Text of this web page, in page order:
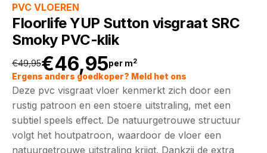
PVC VLOEREN
Floorlife YUP Sutton visgraat SRC
Smoky PVC-klik
€49,95
Oorspronkelijke
prijs
was:
€46,95
Huidige
prijs
is:
per m2
Ergens anders goedkoper? Meld het ons
Deze pvc visgraat vloer kenmerkt zich door een
rustig patroon en een stoere uitstraling, met een
subtiel speels effect. De natuurgetrouwe structuur
volgt het houtpatroon, waardoor de vloer een
natuurgetrouwe uitstraling krijgt. Dankzij de extra